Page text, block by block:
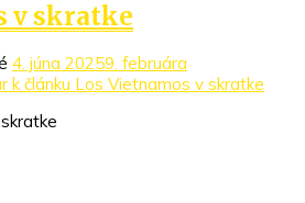
v skratke
4. júna 20259. februára
k článku Los Vietnamos v skratke